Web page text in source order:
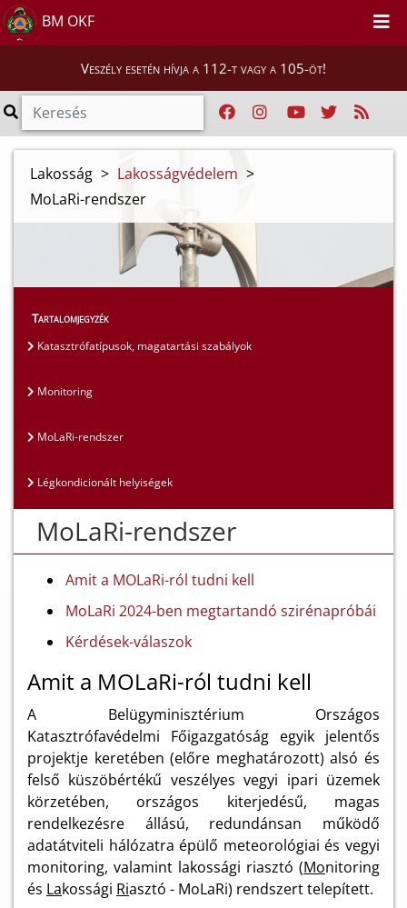
BM OKF
Veszély esetén hívja a 112-t vagy a 105-öt!
Lakosság > Lakosságvédelem >
MoLaRi-rendszer
Tartalomjegyzék
Katasztrófatípusok, magatartási szabályok
Monitoring
MoLaRi-rendszer
Légkondicionált helyiségek
MoLaRi-rendszer
Amit a MOLaRi-ról tudni kell
MoLaRi 2024-ben megtartandó szirénapróbái
Kérdések-válaszok
Amit a MOLaRi-ról tudni kell
A Belügyminisztérium Országos
Katasztrófavédelmi Főigazgatóság egyik jelentős
projektje keretében (előre meghatározott) alsó és
felső küszöbértékű veszélyes vegyi ipari üzemek
körzetében, országos kiterjedésű, magas
rendelkezésre állású, redundánsan működő
adatátviteli hálózatra épülő meteorológiai és vegyi
monitoring, valamint lakossági riasztó (Monitoring
és Lakossági Riasztó - MoLaRi) rendszert telepített.